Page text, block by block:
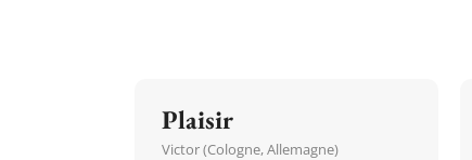
Plaisir
Victor (Cologne, Allemagne)